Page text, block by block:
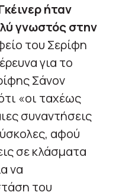
ήταν
γνωστός στην
του Σερίφη
για το
Σάνον
«οι ταχέως
συναντήσεις
αφού
σε κλάσματα
να
του